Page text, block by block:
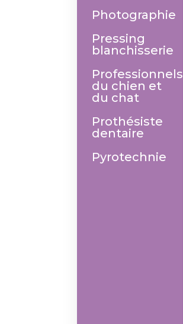
Photographie
Pressing
blanchisserie
Professionnels
du chien et
du chat
Prothésiste
dentaire
Pyrotechnie